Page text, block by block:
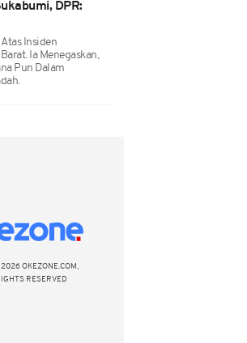
DPR:
Insiden
Ia Menegaskan,
Pun Dalam
OKEZONE.COM,
RESERVED